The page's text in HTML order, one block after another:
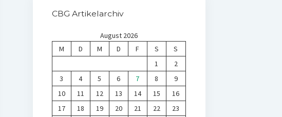
CBG Artikelarchiv
August 2026
M
D M D F S
S
1
2
3
4 5 6 7 8
9
10
11 12 13 14 15
16
17
18 19 20 21 22
23